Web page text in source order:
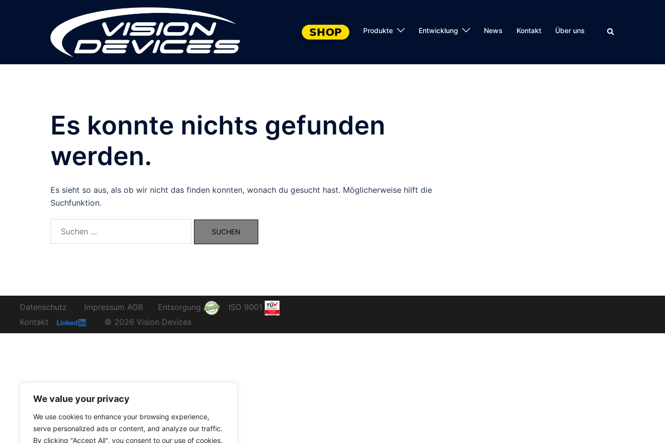
We value your privacy
We use cookies to enhance your browsing experience,
serve personalized ads or content, and analyze our traffic.
By clicking "Accept All", you consent to our use of cookies.
Produkte Entwicklung News Kontakt Über uns Suche
Es konnte nichts gefunden
werden.
Es sieht so aus, als ob wir nicht das finden konnten, wonach du gesucht hast. Möglicherweise hilft die
Suchfunktion.
nach:
Datenschutz Impressum AGB Entsorgung
ISO 9001
Kontakt
© 2026 Vision Devices